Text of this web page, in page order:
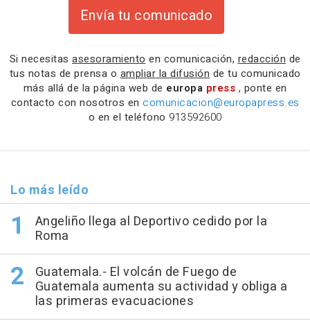
Envía tu comunicado
Si necesitas asesoramiento en comunicación, redacción de
tus notas de prensa o ampliar la difusión de tu comunicado
más allá de la página web de europa press , ponte en
contacto con nosotros en comunicacion@europapress.es
o en el teléfono 913592600
Lo más leído
Angeliño llega al Deportivo cedido por la
Roma
Guatemala.- El volcán de Fuego de
Guatemala aumenta su actividad y obliga a
las primeras evacuaciones